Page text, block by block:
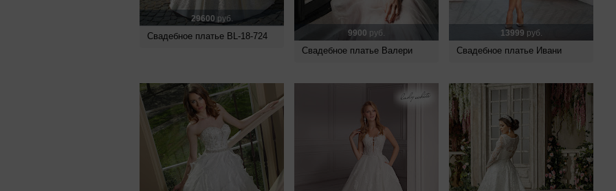
29600 руб.
Свадебное платье BL-18-724 9900 руб.
Свадебное платье Валери
13999 руб.
Свадебное платье Ивани